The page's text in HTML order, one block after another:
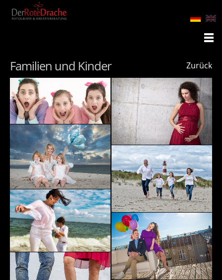
Zurück
Familien und Kinder